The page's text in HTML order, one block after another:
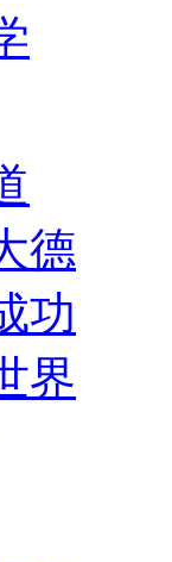
德
功
界